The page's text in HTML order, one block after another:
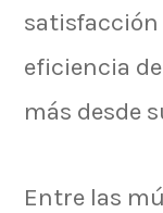
satisfacción
eficiencia
más desde
Entre las